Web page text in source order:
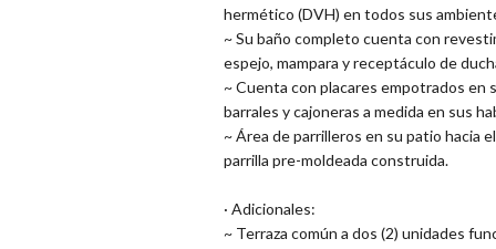
hermético (DVH) en todos sus
~ Su baño completo cuenta con
espejo, mampara y receptáculo de
~ Cuenta con placares empotrados
barrales y cajoneras a medida en sus
~ Área de parrilleros en su patio hacia
parrilla pre-moldeada construida.
· Adicionales:
~ Terraza común a dos (2) unidades